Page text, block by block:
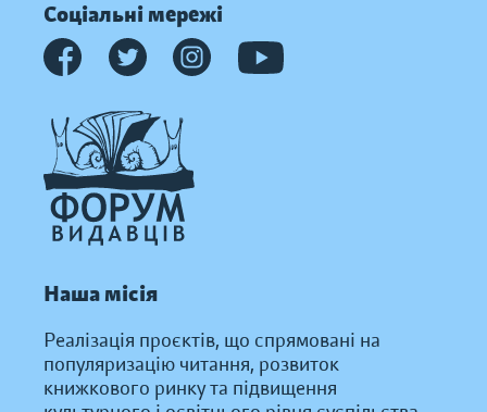
Соціальні мережі
Наша місія
Реалізація проєктів, що спрямовані на
популяризацію читання, розвиток
книжкового ринку та підвищення